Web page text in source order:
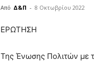
Από Δ&Π - 8 Οκτωβρίου 2022
blonde
hot
ΕΡΩΤΗΣΗ
Της Ένωσης Πολιτών με